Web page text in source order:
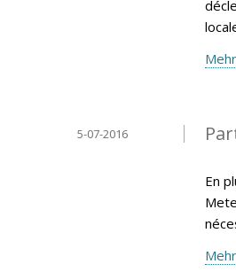
5-07-2016
En